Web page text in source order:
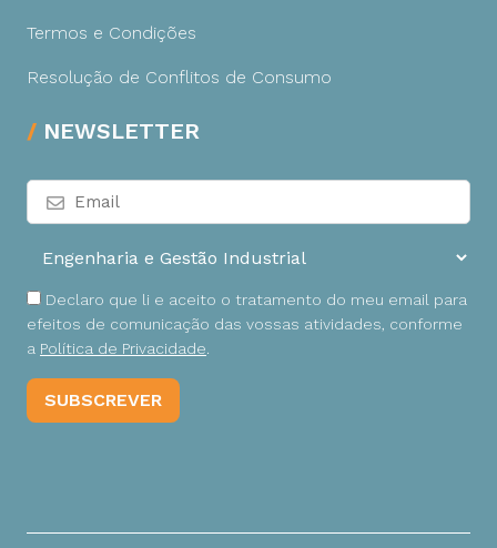
Termos e Condições
Resolução de Conflitos de Consumo
NEWSLETTER
Declaro que li e aceito o tratamento do meu email para
efeitos de comunicação das vossas atividades, conforme
a Política de Privacidade